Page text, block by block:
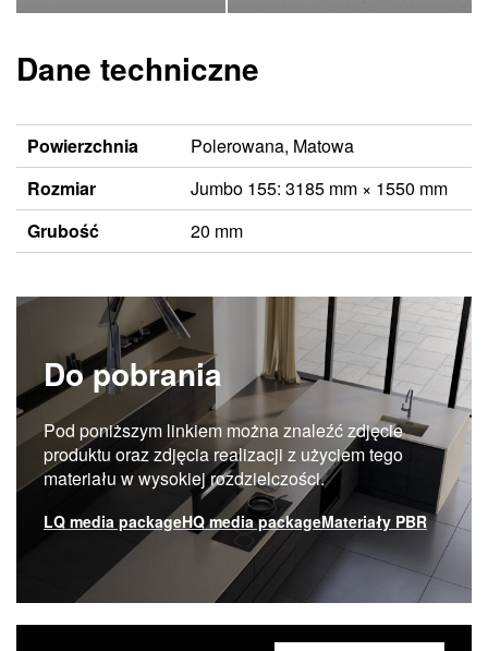
Dane techniczne
Powierzchnia
Polerowana, Matowa
Rozmiar
Jumbo 155: 3185 mm × 1550 mm
Grubość
20 mm
Do pobrania
Pod poniższym linkiem można znaleźć zdjęcie
produktu oraz zdjęcia realizacji z użyciem tego
materiału w wysokiej rozdzielczości.
LQ media packageHQ media packageMateriały PBR